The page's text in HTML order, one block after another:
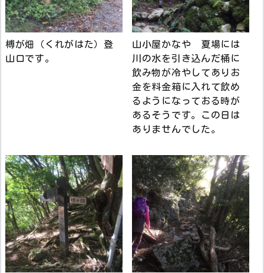
榑が畑（くれがはた）登
山口です。
山小屋かなや 夏場には
川の水を引き込んだ桶に
飲み物が冷やしてありお
金を料金箱に入れて飲め
るようになっておる時が
あるそうです。この日は
ありませんでした。